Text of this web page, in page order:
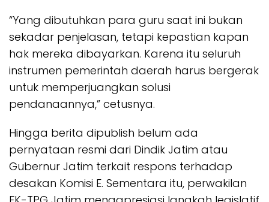
“Yang dibutuhkan para guru saat ini bukan
sekadar penjelasan, tetapi kepastian kapan
hak mereka dibayarkan. Karena itu seluruh
instrumen pemerintah daerah harus bergerak
untuk memperjuangkan solusi
pendanaannya,” cetusnya.
Hingga berita dipublish belum ada
pernyataan resmi dari Dindik Jatim atau
Gubernur Jatim terkait respons terhadap
desakan Komisi E. Sementara itu, perwakilan